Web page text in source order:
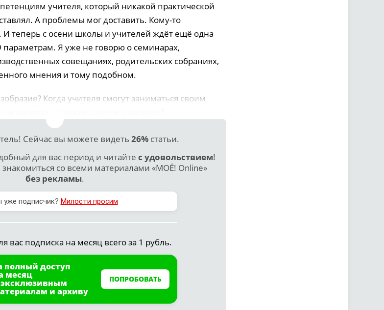
учителя, который никакой практической
А проблемы мог доставить. Кому-то
И теперь с осени школы и учителей ждёт ещё одна
параметрам. Я уже не говорю о семинарах,
совещаниях, родительских собраниях,
мнения и тому подобном.
Когда учителя смогут заниматься своим
Сейчас вы можете видеть 26%статьи.
для вас период и читайте с удовольствием!
со всеми материалами «МОЁ! Online»
без рекламы.
уже подписчик? Милости просим
вас подписка на месяц всего за 1 рубль.
полный доступ
месяц
и архиву
ПОПРОБОВАТЬ